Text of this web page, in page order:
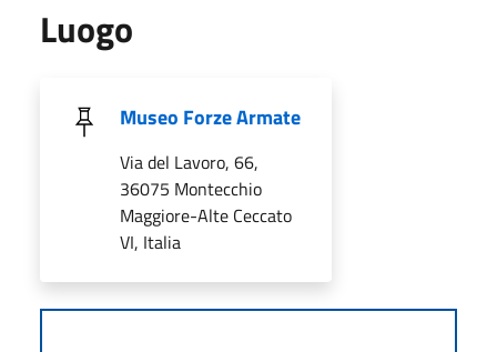
Luogo
Museo Forze Armate
Via del Lavoro, 66,
36075 Montecchio
Maggiore-Alte Ceccato
VI, Italia